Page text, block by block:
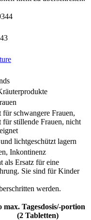
für schwangere Frauen,
für stillende Frauen, nicht
lichtgeschützt lagern
Inkontinenz
als Ersatz für eine
Sie sind für Kinder
werden.
max. Tagesdosis/-portion
(2 Tabletten)